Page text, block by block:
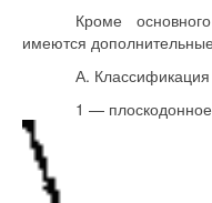
Кроме
имеются
А.
1 —